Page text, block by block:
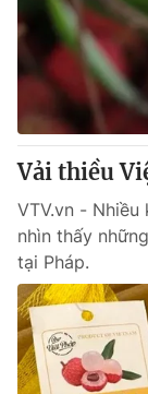
Vải thiều
VTV.vn -
nhìn thấy
tại Pháp.